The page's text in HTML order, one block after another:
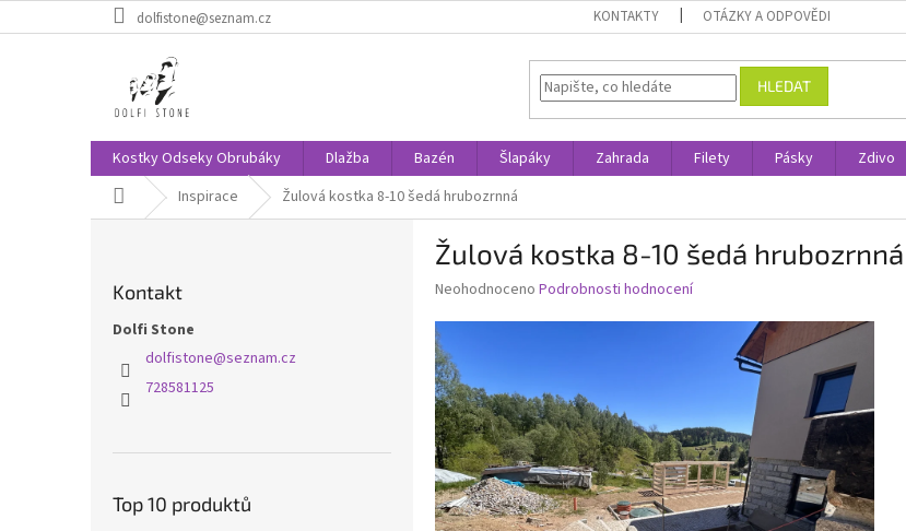
na
dolfistone@seznam.cz KONTAKTY OTÁZKY A ODPOVĚDI
HLEDAT
Kostky Odseky Obrubáky Dlažba Bazén Šlapáky Zahrada Filety Pásky Zdivo
Domů Inspirace Žulová kostka 8-10 šedá hrubozrnná
Kontakt
Dolfi Stone
dolfistone@seznam.cz
728581125
Top 10 produktů
Žulová kostka 8-10 šedá hrubozrnná
Průměrné
produktu
je
0,0
z
5
hvězdiček.
Neohodnoceno Podrobnosti hodnocení